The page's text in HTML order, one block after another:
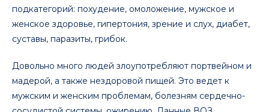
подкатегорий: похудение, омоложение, мужское и
женское здоровье, гипертония, зрение и слух, диабет,
суставы, паразиты, грибок.
Довольно много людей злоупотребляют портвейном и
мадерой, а также нездоровой пищей. Это ведет к
мужским и женским проблемам, болезням сердечно-